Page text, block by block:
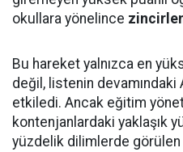
okullara yönelince
Bu hareket yalnızca en
değil, listenin
etkiledi. Ancak eğitim
kontenjanlardaki yaklaşık
yüzdelik dilimlerde